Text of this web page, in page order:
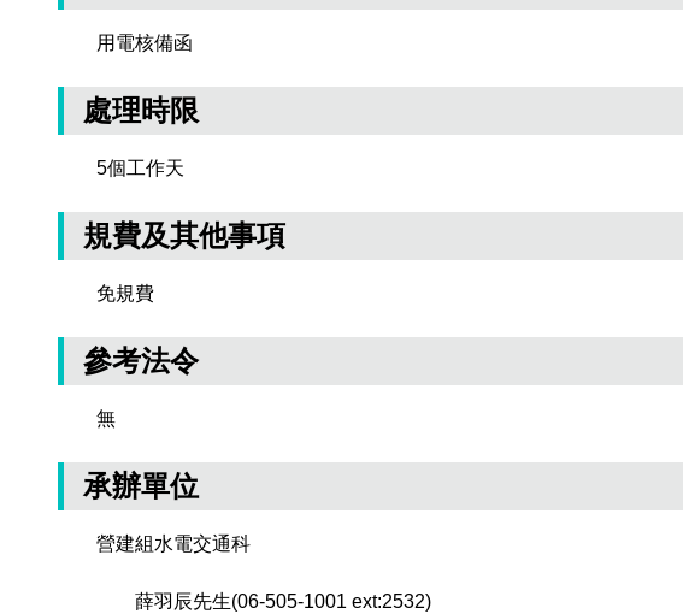
用電核備函
處理時限
5個工作天
規費及其他事項
免規費
參考法令
無
承辦單位
營建組水電交通科
薛羽辰先生(06-505-1001 ext:2532)